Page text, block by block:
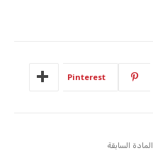
Pinterest
المادة السابقة